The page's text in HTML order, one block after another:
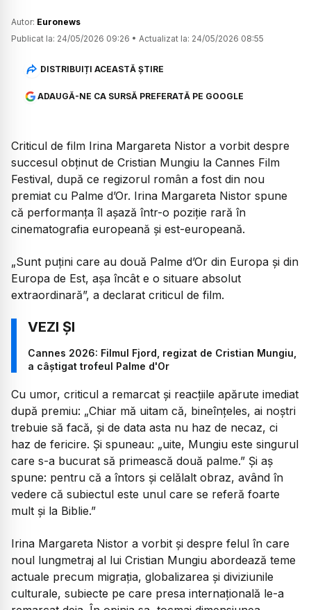
Autor: Euronews
Publicat la: 24/05/2026 09:26 • Actualizat la: 24/05/2026 08:55
DISTRIBUIȚI ACEASTĂ ȘTIRE
ADAUGĂ-NE CA SURSĂ PREFERATĂ PE GOOGLE
Criticul de film Irina Margareta Nistor a vorbit despre
succesul obținut de Cristian Mungiu la Cannes Film
Festival, după ce regizorul român a fost din nou
premiat cu Palme d’Or. Irina Margareta Nistor spune
că performanța îl așază într-o poziție rară în
cinematografia europeană și est-europeană.
„Sunt puțini care au două Palme d’Or din Europa și din
Europa de Est, așa încât e o situare absolut
extraordinară”, a declarat criticul de film.
Cannes 2026: Filmul Fjord, regizat de Cristian Mungiu,
a câștigat trofeul Palme d'Or
Cu umor, criticul a remarcat și reacțiile apărute imediat
după premiu: „Chiar mă uitam că, bineînțeles, ai noștri
trebuie să facă, și de data asta nu haz de necaz, ci
haz de fericire. Și spuneau: „uite, Mungiu este singurul
care s-a bucurat să primească două palme.” Și aș
spune: pentru că a întors și celălalt obraz, având în
vedere că subiectul este unul care se referă foarte
mult și la Biblie.”
Irina Margareta Nistor a vorbit și despre felul în care
noul lungmetraj al lui Cristian Mungiu abordează teme
actuale precum migrația, globalizarea și diviziunile
culturale, subiecte pe care presa internațională le-a